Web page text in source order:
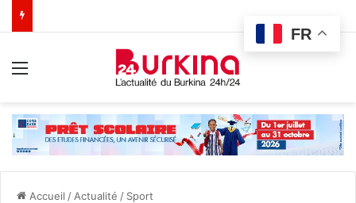
Accueil / Actualité / Sport
FR